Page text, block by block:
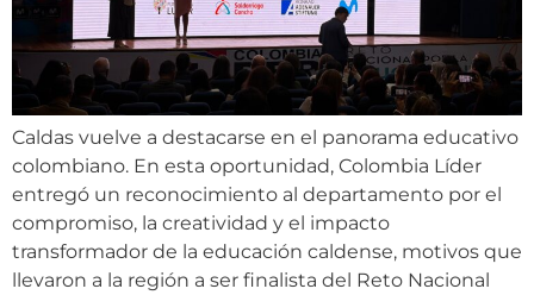
Caldas vuelve a destacarse en el panorama educativo
colombiano. En esta oportunidad, Colombia Líder
entregó un reconocimiento al departamento por el
compromiso, la creatividad y el impacto
transformador de la educación caldense, motivos que
llevaron a la región a ser finalista del Reto Nacional